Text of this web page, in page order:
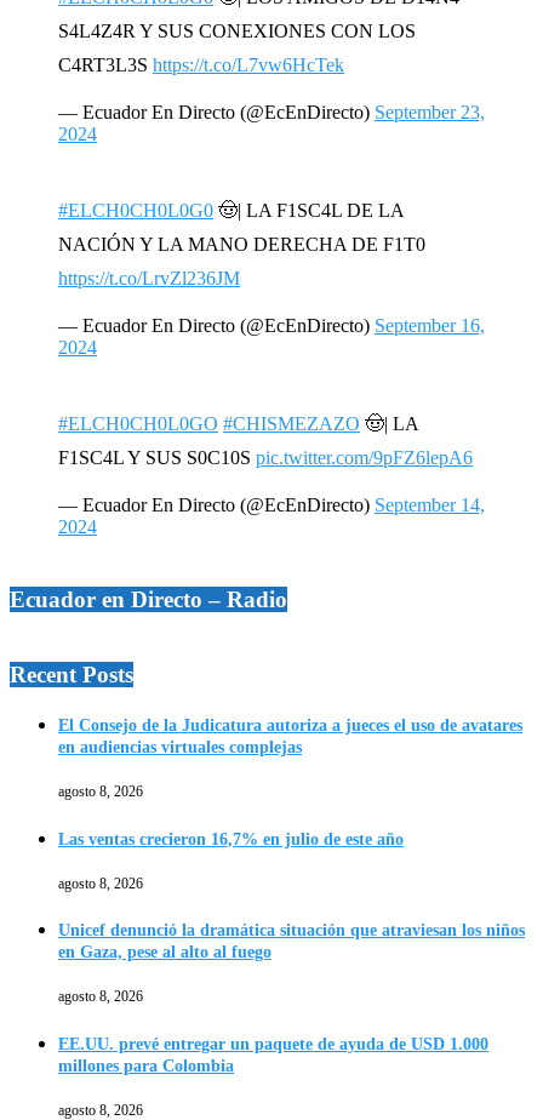
S4L4Z4R Y SUS CONEXIONES CON LOS
C4RT3L3S https://t.co/L7vw6HcTek
— Ecuador En Directo (@EcEnDirecto) September 23,
2024
#ELCH0CH0L0G0 🤠| LA F1SC4L DE LA
NACIÓN Y LA MANO DERECHA DE F1T0
https://t.co/LrvZl236JM
— Ecuador En Directo (@EcEnDirecto) September 16,
2024
#ELCH0CH0L0GO #CHISMEZAZO 🤠| LA
F1SC4L Y SUS S0C10S pic.twitter.com/9pFZ6lepA6
— Ecuador En Directo (@EcEnDirecto) September 14,
2024
Ecuador en Directo – Radio
Recent Posts
El Consejo de la Judicatura autoriza a jueces el uso de avatares
en audiencias virtuales complejas
agosto 8, 2026
Las ventas crecieron 16,7% en julio de este año
agosto 8, 2026
Unicef denunció la dramática situación que atraviesan los niños
en Gaza, pese al alto al fuego
agosto 8, 2026
EE.UU. prevé entregar un paquete de ayuda de USD 1.000
millones para Colombia
agosto 8, 2026